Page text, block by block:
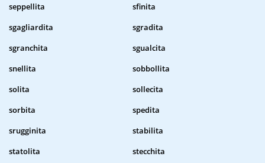
seppellita
sfinita
sgagliardita
sgradita
sgranchita
sgualcita
snellita
sobbollita
solita
sollecita
sorbita
spedita
srugginita
stabilita
statolita
stecchita